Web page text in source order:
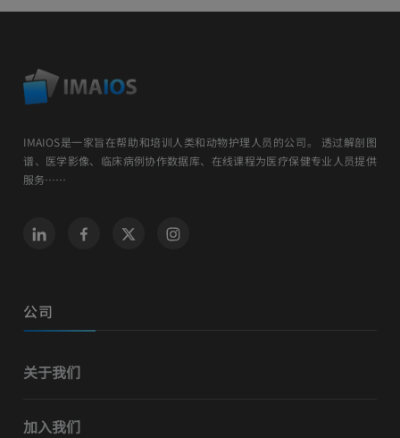
IMAIOS是一家旨在帮助和培训人类和动物护理人员的公司。 透过解剖图
谱、医学影像、临床病例协作数据库、在线课程为医疗保健专业人员提供
服务……
公司
关于我们
加入我们